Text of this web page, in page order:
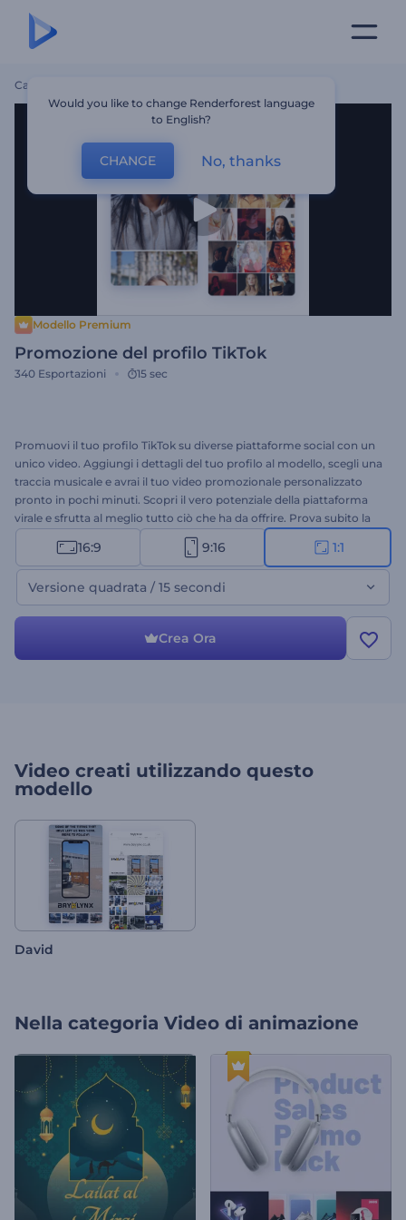
Casa
Modello Premium
Promozione del profilo TikTok
340 Esportazioni 15 sec
Promuovi il tuo profilo TikTok su diverse piattaforme social con un
unico video. Aggiungi i dettagli del tuo profilo al modello, scegli una
traccia musicale e avrai il tuo video promozionale personalizzato
pronto in pochi minuti. Scopri il vero potenziale della piattaforma
virale e sfrutta al meglio tutto ciò che ha da offrire. Prova subito la
promozione del tuo profilo TikTok!
16:9 9:16 1:1
Versione quadrata / 15 secondi
Crea Ora
Video creati utilizzando questo
modello
David
Nella categoria Video di animazione
Would you like to change Renderforest language
to English?
CHANGE No, thanks